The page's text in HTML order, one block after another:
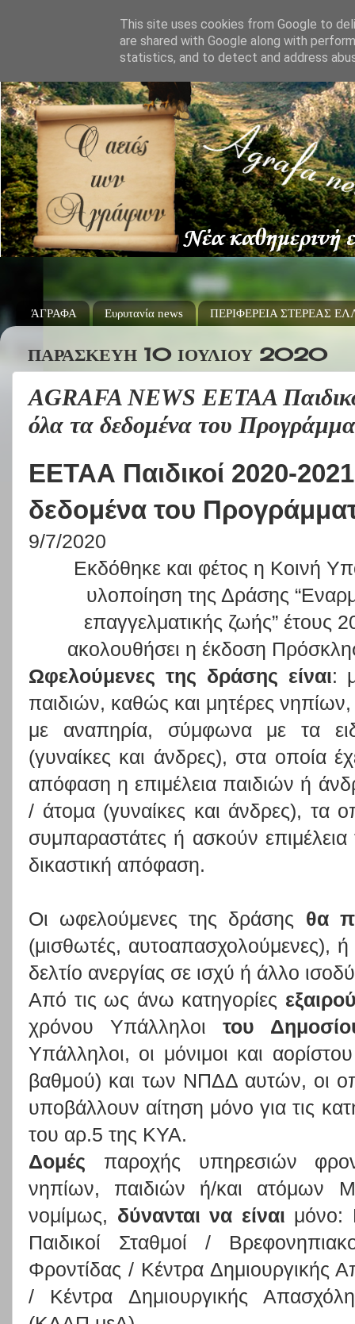
ΆΓΡΑΦΑ Ευρυτανία news ΠΕΡΙΦΕΡΕΙΑ ΣΤΕΡΕΑΣ
ΠΑΡΑΣΚΕΥΉ 10 ΙΟΥΛΊΟΥ 2020
AGRAFA NEWS ΕΕΤΑΑ
όλα τα δεδομένα του
ΕΕΤΑΑ Παιδικοί 2020-
δεδομένα του
9/7/2020
Εκδόθηκε και φέτος η Κοινή
υλοποίηση της Δράσης
επαγγελματικής ζωής” έτους
ακολουθήσει η έκδοση
Ωφελούμενες της δράσης είναι:
παιδιών, καθώς και μητέρες
με αναπηρία, σύμφωνα με τα
(γυναίκες και άνδρες), στα οποία
απόφαση η επιμέλεια παιδιών ή
/ άτομα (γυναίκες και άνδρες), τα
συμπαραστάτες ή ασκούν
δικαστική απόφαση.
Οι ωφελούμενες της δράσης θα
(μισθωτές, αυτοαπασχολούμενες), ή
δελτίο ανεργίας σε ισχύ ή άλλο
Από τις ως άνω κατηγορίες
χρόνου Υπάλληλοι του
Υπάλληλοι, οι μόνιμοι και
βαθμού) και των ΝΠΔΔ αυτών, οι
υποβάλλουν αίτηση μόνο για τις
του αρ.5 της ΚΥΑ.
Δομές παροχής υπηρεσιών
νηπίων, παιδιών ή/και ατόμων
νομίμως, δύνανται να είναι μόνο:
Παιδικοί Σταθμοί /
Φροντίδας / Κέντρα Δημιουργικής
/ Κέντρα Δημιουργικής
This site uses cookies from Google to
are shared with Google along with
statistics, and to detect and address